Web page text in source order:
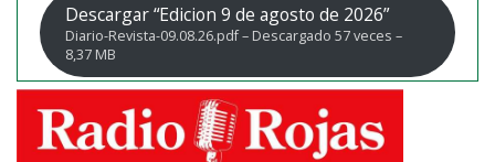
Descargar “Edicion 9 de agosto de 2026”
Diario-Revista-09.08.26.pdf – Descargado 57 veces –
8,37 MB